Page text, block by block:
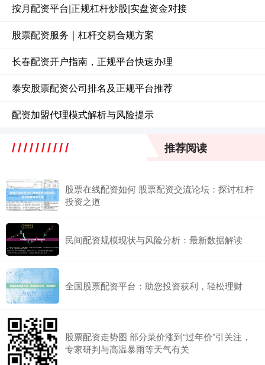
按月配资平台|正规杠杆炒股|实盘资金对接
股票配资服务｜杠杆交易合规方案
长春配资开户指南，正规平台快速办理
泰安股票配资公司排名及正规平台推荐
配资加盟代理模式解析与风险提示
推荐阅读
股票在线配资如何 股票配资交流论坛：探讨杠杆
投资之道
民间配资规模现状与风险分析：最新数据解读
全国股票配资平台：助您投资获利，轻松理财
股票配资走势图 部分菜价涨到“过年价”引关注，
专家研判与高温暴雨等天气有关